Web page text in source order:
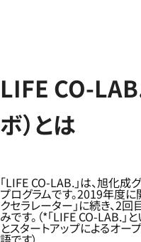
LIFE CO-LAB.
ボ）とは
「LIFE CO-LAB.」は、旭化
プログラムです。2019年度
クセラレーター」に続き、2
みです。（*「LIFE CO-LAB.
とスタートアップによるオ